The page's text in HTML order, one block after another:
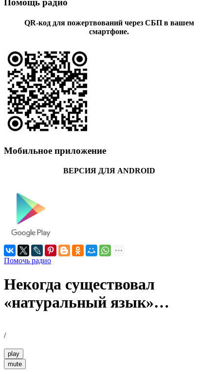
Помощь радио
QR-код для пожертвований через СБП в вашем
смартфоне.
Мобильное приложение
ВЕРСИЯ ДЛЯ ANDROID
Помочь радио
Некогда существовал
«натуральный язык»…
/
play
mute